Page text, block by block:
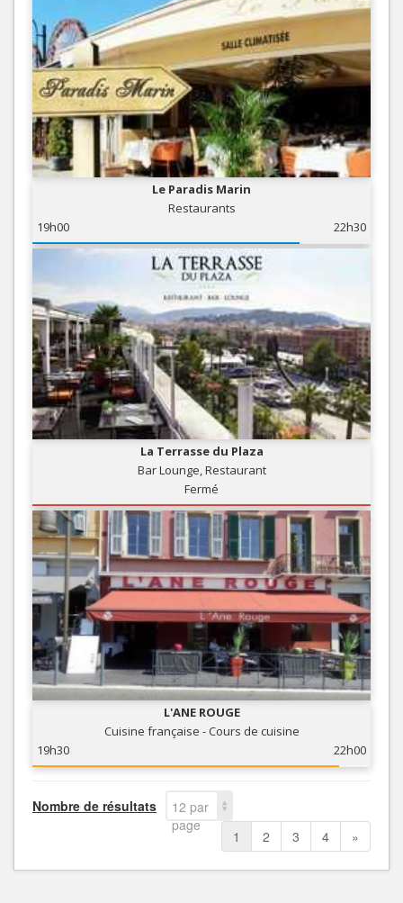
Le Paradis Marin
Restaurants
19h00
22h30
La Terrasse du Plaza
Bar Lounge, Restaurant
Fermé
L'ANE ROUGE
Cuisine française - Cours de cuisine
19h30
22h00
Nombre de résultats
12 par
page
1 2 3 4 »